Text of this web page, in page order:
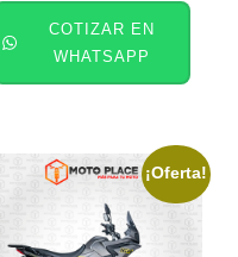
COTIZAR EN
WHATSAPP
¡Oferta!